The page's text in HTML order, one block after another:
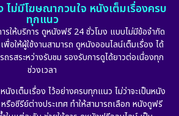
ไม่มีโฆษณากวนใจ หนังเต็มเรื่องครบ
ทุกแนว
ให้บริการ ดูหนังฟรี 24 ชั่วโมง แบบไม่มีข้อจำกัด
อให้ผู้ใช้งานสามารถ ดูหนังออนไลน์เต็มเรื่อง ได้
ถรสระหว่างรับชม รองรับการดูได้ยาวต่อเนื่องทุก
ช่วงเวลา
งเต็มเรื่อง ไว้อย่างครบทุกแนว ไม่ว่าจะเป็นหนัง
อซีรีย์ต่างประเทศ ทำให้สามารถเลือก หนังดูฟรี